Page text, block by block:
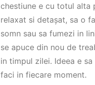
chestiune e cu totul alta
relaxat si detașat, sa o
somn sau sa fumezi in
se apuce din nou de
in timpul zilei. Ideea e
faci in fiecare moment.